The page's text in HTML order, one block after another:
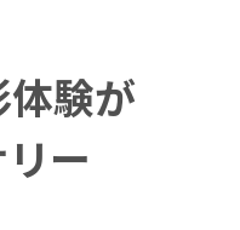
体験が
ー